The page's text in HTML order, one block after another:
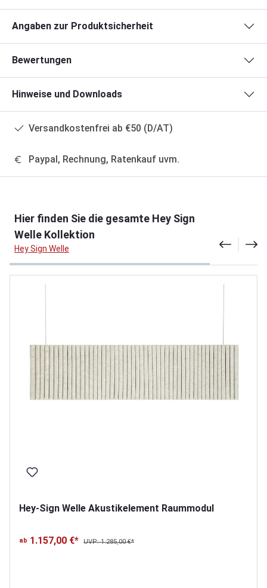
Angaben zur Produktsicherheit
Bewertungen
Hinweise und Downloads
Versandkostenfrei ab €50 (D/AT)
Paypal, Rechnung, Ratenkauf uvm.
Hier finden Sie die gesamte Hey Sign
Welle Kollektion
Hey Sign Welle
Hey-Sign Welle Akustikelement Raummodul
ab 1.157,00 €* UVP: 1.285,00 €*